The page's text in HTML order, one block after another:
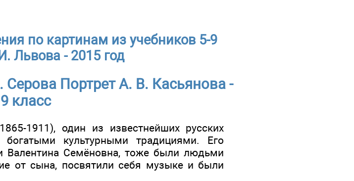
по картинам из учебников 5-9
Львова - 2015 год
Портрет А. В. Касьянова -
9 класс
1911), один из известнейших русских
культурными традициями. Его
Валентина Семёновна, тоже были людьми
от сына, посвятили себя музыке и были